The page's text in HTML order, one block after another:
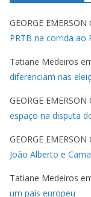
GEORGE EMERSON
PRTB na corrida ao
Tatiane Medeiros
diferenciam nas
GEORGE EMERSON
espaço na disputa
GEORGE EMERSON
João Alberto e
Tatiane Medeiros
um país europeu